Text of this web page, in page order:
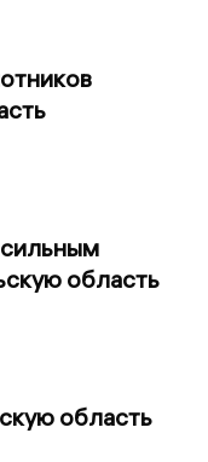
область
область